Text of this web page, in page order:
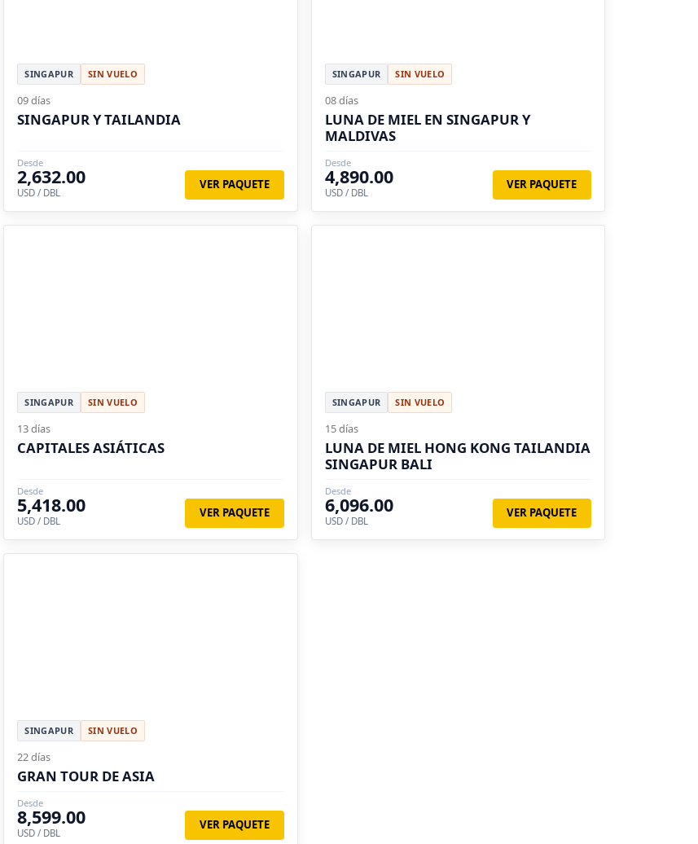
SINGAPUR SIN VUELO
09 días
SINGAPUR Y TAILANDIA
Desde
2,632.00
USD / DBL
VER PAQUETE
SINGAPUR SIN VUELO
08 días
LUNA DE MIEL EN SINGAPUR Y
MALDIVAS
Desde
4,890.00
USD / DBL
VER PAQUETE
SINGAPUR SIN VUELO
13 días
CAPITALES ASIÁTICAS
Desde
5,418.00
USD / DBL
VER PAQUETE
SINGAPUR SIN VUELO
15 días
LUNA DE MIEL HONG KONG TAILANDIA
SINGAPUR BALI
Desde
6,096.00
USD / DBL
VER PAQUETE
SINGAPUR SIN VUELO
22 días
GRAN TOUR DE ASIA
Desde
8,599.00
USD / DBL
VER PAQUETE